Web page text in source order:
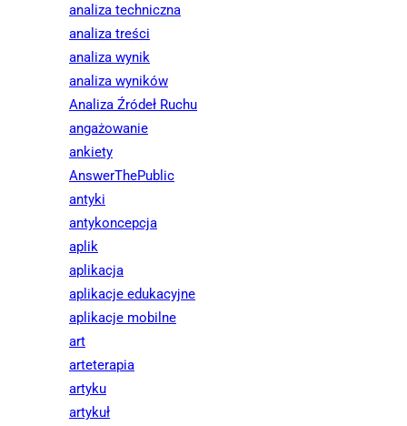
analiza techniczna
analiza treści
analiza wynik
analiza wyników
Analiza Źródeł Ruchu
angażowanie
ankiety
AnswerThePublic
antyki
antykoncepcja
aplik
aplikacja
aplikacje edukacyjne
aplikacje mobilne
art
arteterapia
artyku
artykuł